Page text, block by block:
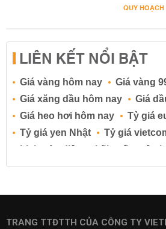
QUY HOẠCH
LIÊN KẾT NỔI BẬT
Giá vàng hôm nay
Giá vàng
Giá xăng dầu hôm nay
Giá
Giá heo hơi hôm nay
Tỷ giá
Tỷ giá yen Nhật
Tỷ giá
Lịch cúp điện
Lãi suất ngân
Lãi suất tiết kiệm
Lãi suất
Lãi suất ngân hàng BIDV
TRANG TTĐTTH CỦA CÔNG TY